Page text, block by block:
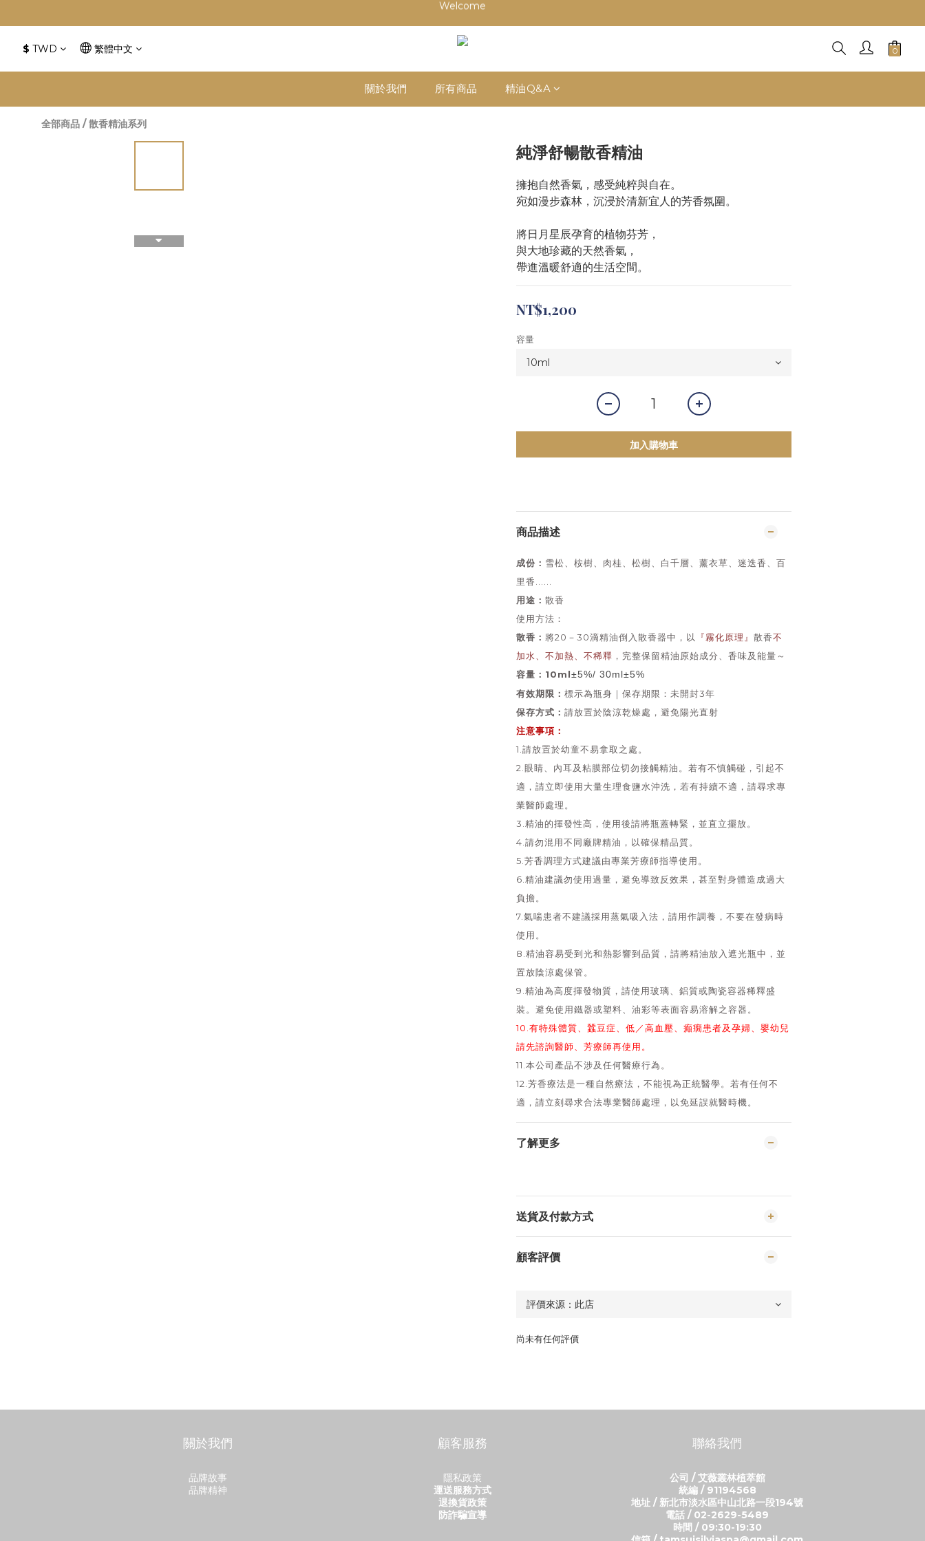
Welcome
慶祝！網路門市開幕～加入會員首次購物滿999即升等VIP會員【享年度88折】
Welcome
$ TWD 繁體中文
關於我們 所有商品 精油Q&A
全部商品 /散香精油系列
純淨舒暢散香精油
擁抱自然香氣，感受純粹與自在。
宛如漫步森林，沉浸於清新宜人的芳香氛圍。
將日月星辰孕育的植物芬芳，
與大地珍藏的天然香氣，
帶進溫暖舒適的生活空間。
NT$1,200
容量
加入購物車
商品描述
成份： 雪松、桉樹、肉桂、松樹、白千層、薰衣草、迷迭香、百
里香......
用途： 散香
使用方法：
散香： 將20－30滴精油倒入散香器中，以 『霧化原理』 散香不
加水、不加熱、不稀釋 ，完整保留精油原始成分、香味及能量～
容量：10ml±5%/ 30ml±5%
有效期限： 標示為瓶身｜保存期限：未開封3年
保存方式： 請放置於陰涼乾燥處，避免陽光直射
注意事項：
1.請放置於幼童不易拿取之處。
2.眼睛、內耳及粘膜部位切勿接觸精油。若有不慎觸碰，引起不
適，請立即使用大量生理食鹽水沖洗，若有持續不適，請尋求專
業醫師處理。
3.精油的揮發性高，使用後請將瓶蓋轉緊，並直立擺放。
4.請勿混用不同廠牌精油，以確保精品質。
5.芳香調理方式建議由專業芳療師指導使用。
6.精油建議勿使用過量，避免導致反效果，甚至對身體造成過大
負擔。
7.氣喘患者不建議採用蒸氣吸入法，請用作調養，不要在發病時
使用。
8.精油容易受到光和熱影響到品質，請將精油放入遮光瓶中，並
置放陰涼處保管。
9.精油為高度揮發物質，請使用玻璃、鋁質或陶瓷容器稀釋盛
裝。避免使用鐵器或塑料、油彩等表面容易溶解之容器。
10.有特殊體質、蠶豆症、低／高血壓、癲癇患者及孕婦、嬰幼兒
請先諮詢醫師、芳療師再使用。
11.本公司產品不涉及任何醫療行為。
12.芳香療法是一種自然療法，不能視為正統醫學。若有任何不
適，請立刻尋求合法專業醫師處理，以免延誤就醫時機。
了解更多
送貨及付款方式
顧客評價
尚未有任何評價
關於我們
品牌故事
品牌精神
顧客服務
隱私政策
運送服務方式
退換貨政策
防詐騙宣導
聯絡我們
公司 / 艾薇叢林植萃館
統編 / 91194568
地址 / 新北市淡水區中山北路一段194號
電話 / 02-2629-5489
時間 / 09:30-19:30